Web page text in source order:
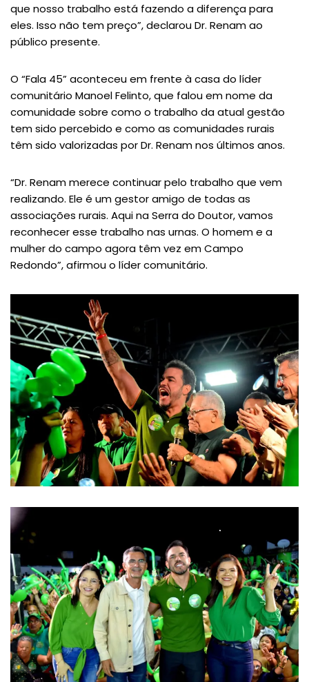
que nosso trabalho está fazendo a diferença para
eles. Isso não tem preço”, declarou Dr. Renam ao
público presente.
O “Fala 45” aconteceu em frente à casa do líder
comunitário Manoel Felinto, que falou em nome da
comunidade sobre como o trabalho da atual gestão
tem sido percebido e como as comunidades rurais
têm sido valorizadas por Dr. Renam nos últimos anos.
“Dr. Renam merece continuar pelo trabalho que vem
realizando. Ele é um gestor amigo de todas as
associações rurais. Aqui na Serra do Doutor, vamos
reconhecer esse trabalho nas urnas. O homem e a
mulher do campo agora têm vez em Campo
Redondo”, afirmou o líder comunitário.